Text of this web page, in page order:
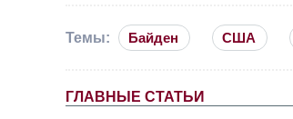
Темы: Байден США
ГЛАВНЫЕ СТАТЬИ